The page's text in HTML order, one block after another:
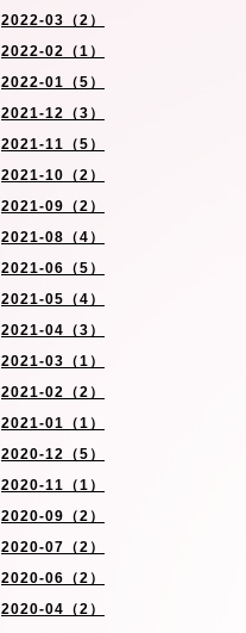
2022-03（2）
2022-02（1）
2022-01（5）
2021-12（3）
2021-11（5）
2021-10（2）
2021-09（2）
2021-08（4）
2021-06（5）
2021-05（4）
2021-04（3）
2021-03（1）
2021-02（2）
2021-01（1）
2020-12（5）
2020-11（1）
2020-09（2）
2020-07（2）
2020-06（2）
2020-04（2）